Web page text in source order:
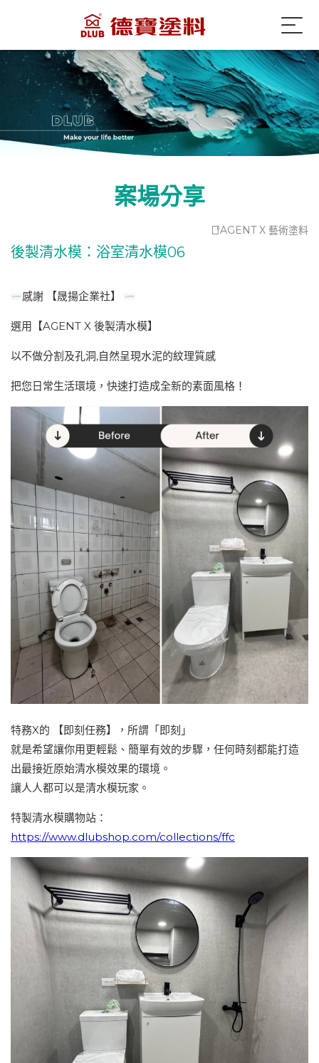
案場分享
AGENT X 藝術塗料
後製清水模：浴室清水模06
感謝 【晟揚企業社】
選用【AGENT X 後製清水模】
以不做分割及孔洞,自然呈現水泥的紋理質感
把您日常生活環境，快速打造成全新的素面風格！
特務X的 【即刻任務】，所謂「即刻」
就是希望讓你用更輕鬆、簡單有效的步驟，任何時刻都能打造
出最接近原始清水模效果的環境。
讓人人都可以是清水模玩家。
特製清水模購物站：
https://www.dlubshop.com/collections/ffc